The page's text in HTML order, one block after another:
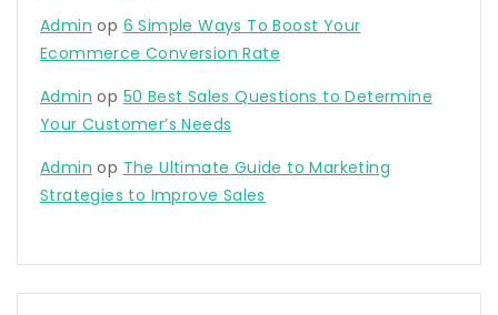
Admin op 6 Simple Ways To Boost Your
Ecommerce Conversion Rate
Admin op 50 Best Sales Questions to Determine
Your Customer’s Needs
Admin op The Ultimate Guide to Marketing
Strategies to Improve Sales